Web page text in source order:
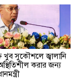
খুব সুকৌশলে জ্বালানি
করার জন্য